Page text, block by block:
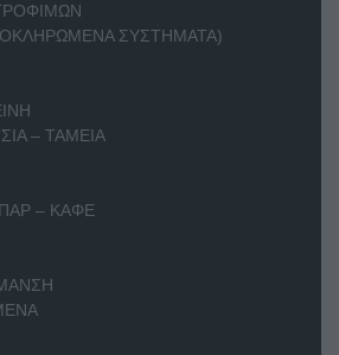
ΣΥΣΤΗΜΑΤΑ)
– ΤΑΜΕΙΑ
– ΚΑΦΕ